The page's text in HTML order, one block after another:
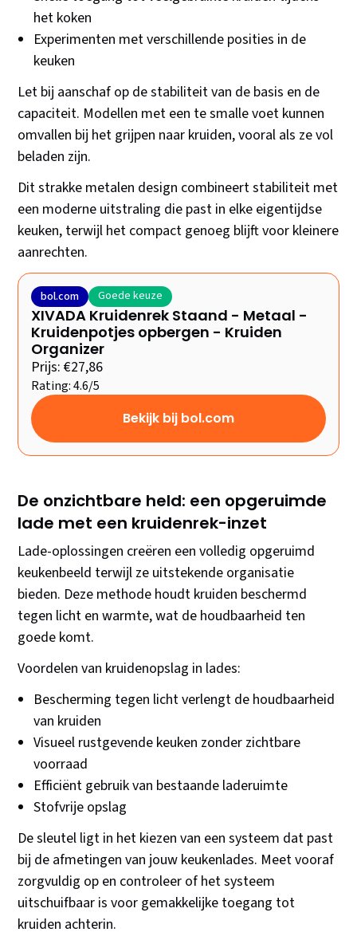
het koken
Experimenten met verschillende posities in de
keuken
Let bij aanschaf op de stabiliteit van de basis en de
capaciteit. Modellen met een te smalle voet kunnen
omvallen bij het grijpen naar kruiden, vooral als ze vol
beladen zijn.
Dit strakke metalen design combineert stabiliteit met
een moderne uitstraling die past in elke eigentijdse
keuken, terwijl het compact genoeg blijft voor kleinere
aanrechten.
bol.com Goede keuze
XIVADA Kruidenrek Staand - Metaal -
Kruidenpotjes opbergen - Kruiden
Organizer
Prijs: €27,86
Rating: 4.6/5
Bekijk bij bol.com
De onzichtbare held: een opgeruimde
lade met een kruidenrek-inzet
Lade-oplossingen creëren een volledig opgeruimd
keukenbeeld terwijl ze uitstekende organisatie
bieden. Deze methode houdt kruiden beschermd
tegen licht en warmte, wat de houdbaarheid ten
goede komt.
Voordelen van kruidenopslag in lades:
Bescherming tegen licht verlengt de houdbaarheid
van kruiden
Visueel rustgevende keuken zonder zichtbare
voorraad
Efficiënt gebruik van bestaande laderuimte
Stofvrije opslag
De sleutel ligt in het kiezen van een systeem dat past
bij de afmetingen van jouw keukenlades. Meet vooraf
zorgvuldig op en controleer of het systeem
uitschuifbaar is voor gemakkelijke toegang tot
kruiden achterin.